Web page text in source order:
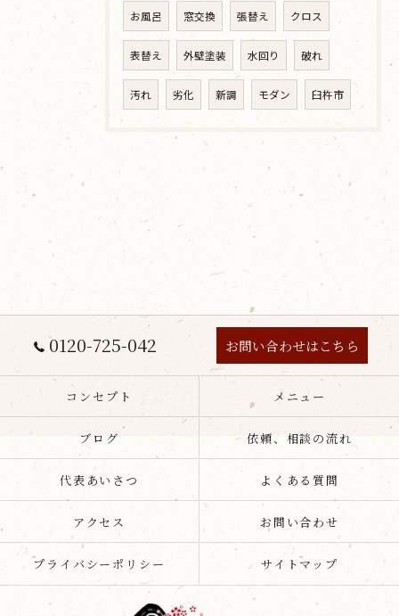
お風呂 窓交換 張替え クロス
表替え 外壁塗装 水回り 破れ
汚れ 劣化 新調 モダン 臼杵市
0120-725-042 お問い合わせはこちら
コンセプト メニュー
ブログ 依頼、相談の流れ
代表あいさつ よくある質問
アクセス お問い合わせ
プライバシーポリシー サイトマップ